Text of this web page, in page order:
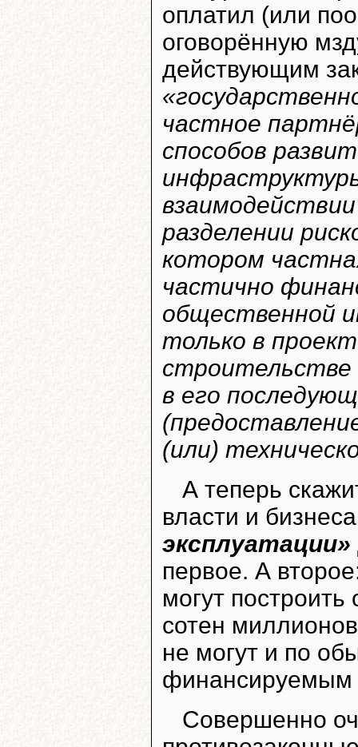
оплатил (или
оговорённую
действующим
частное
способов
разделении
котором
частично
общественной
только в
строительстве
в его
(или)
А теперь
власти и
эксплуатации»
первое. А
могут
сотен
не могут и по
финансируемым
Совершенно